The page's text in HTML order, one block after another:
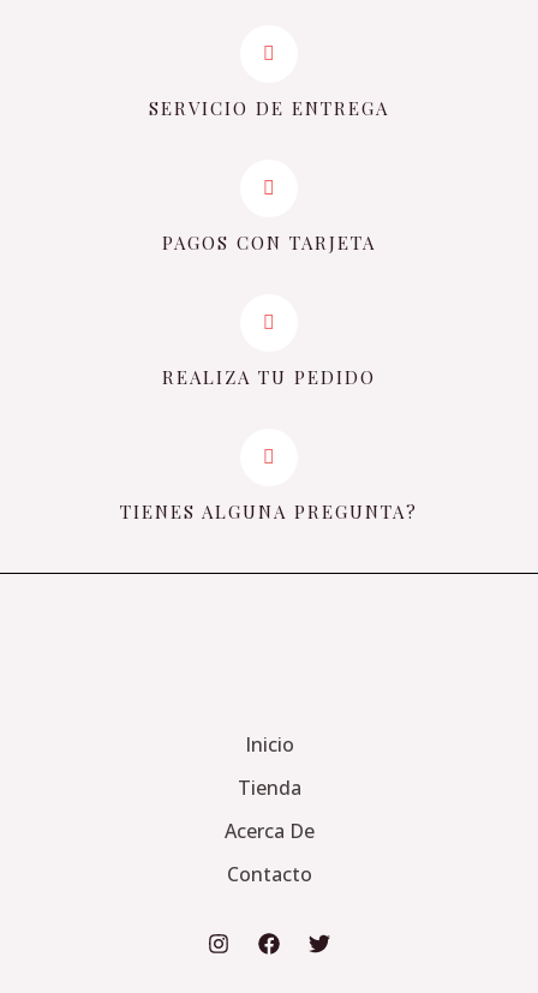
SERVICIO DE ENTREGA
PAGOS CON TARJETA
REALIZA TU PEDIDO
TIENES ALGUNA PREGUNTA?
Inicio
Tienda
Acerca De
Contacto